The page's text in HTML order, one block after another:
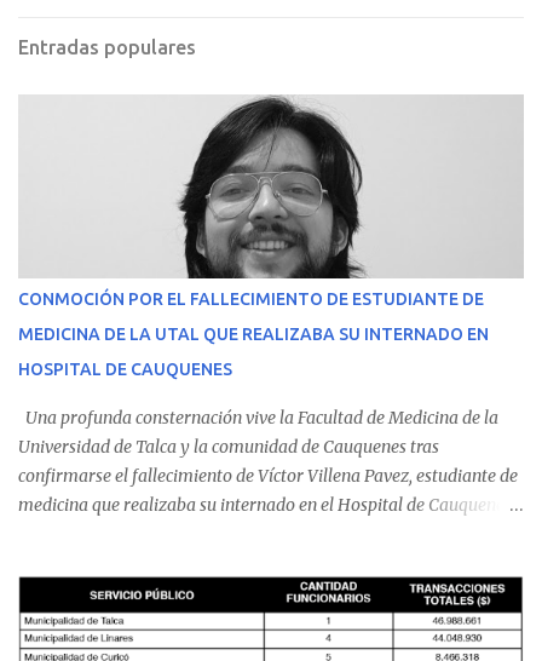
Entradas populares
CONMOCIÓN POR EL FALLECIMIENTO DE ESTUDIANTE DE
MEDICINA DE LA UTAL QUE REALIZABA SU INTERNADO EN
HOSPITAL DE CAUQUENES
Una profunda consternación vive la Facultad de Medicina de la
Universidad de Talca y la comunidad de Cauquenes tras
confirmarse el fallecimiento de Víctor Villena Pavez, estudiante de
medicina que realizaba su internado en el Hospital de Cauquenes.
malestares físicos. Dada la complejidad de su estado de salud, el
equipo médico determinó su traslado de urgencia al Hospital
Regional de Talca y dado la urgencia la ambulancia partió hacia